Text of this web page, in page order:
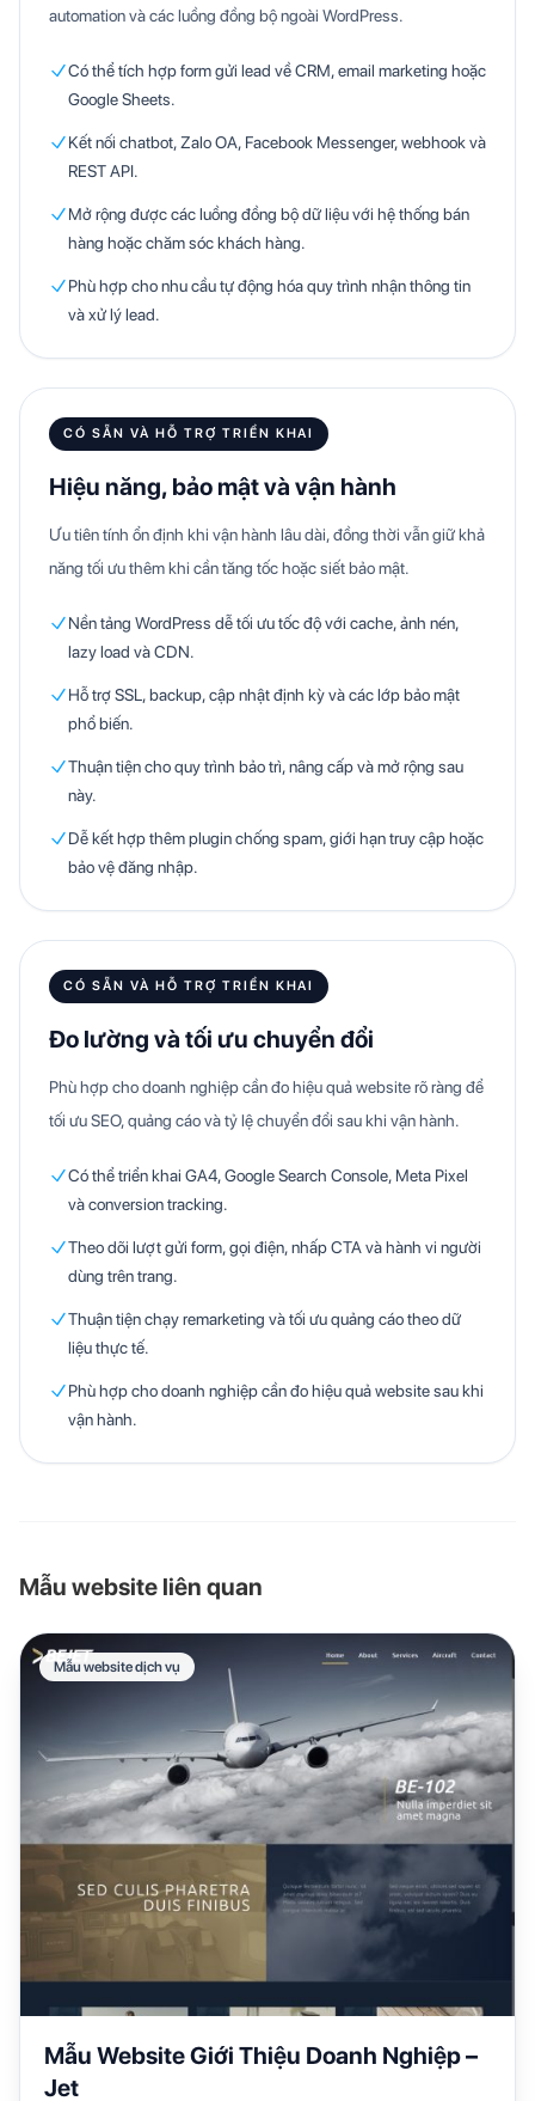
automation và các luồng đồng bộ ngoài WordPress.
Có thể tích hợp form gửi lead về CRM, email marketing hoặc
Google Sheets.
Kết nối chatbot, Zalo OA, Facebook Messenger, webhook và
REST API.
Mở rộng được các luồng đồng bộ dữ liệu với hệ thống bán
hàng hoặc chăm sóc khách hàng.
Phù hợp cho nhu cầu tự động hóa quy trình nhận thông tin
và xử lý lead.
CÓ SẴN VÀ HỖ TRỢ TRIỂN KHAI
Hiệu năng, bảo mật và vận hành
Ưu tiên tính ổn định khi vận hành lâu dài, đồng thời vẫn giữ khả
năng tối ưu thêm khi cần tăng tốc hoặc siết bảo mật.
Nền tảng WordPress dễ tối ưu tốc độ với cache, ảnh nén,
lazy load và CDN.
Hỗ trợ SSL, backup, cập nhật định kỳ và các lớp bảo mật
phổ biến.
Thuận tiện cho quy trình bảo trì, nâng cấp và mở rộng sau
này.
Dễ kết hợp thêm plugin chống spam, giới hạn truy cập hoặc
bảo vệ đăng nhập.
CÓ SẴN VÀ HỖ TRỢ TRIỂN KHAI
Đo lường và tối ưu chuyển đổi
Phù hợp cho doanh nghiệp cần đo hiệu quả website rõ ràng để
tối ưu SEO, quảng cáo và tỷ lệ chuyển đổi sau khi vận hành.
Có thể triển khai GA4, Google Search Console, Meta Pixel
và conversion tracking.
Theo dõi lượt gửi form, gọi điện, nhấp CTA và hành vi người
dùng trên trang.
Thuận tiện chạy remarketing và tối ưu quảng cáo theo dữ
liệu thực tế.
Phù hợp cho doanh nghiệp cần đo hiệu quả website sau khi
vận hành.
Mẫu website liên quan
Mẫu website dịch vụ
Mẫu Website Giới Thiệu Doanh Nghiệp –
Jet